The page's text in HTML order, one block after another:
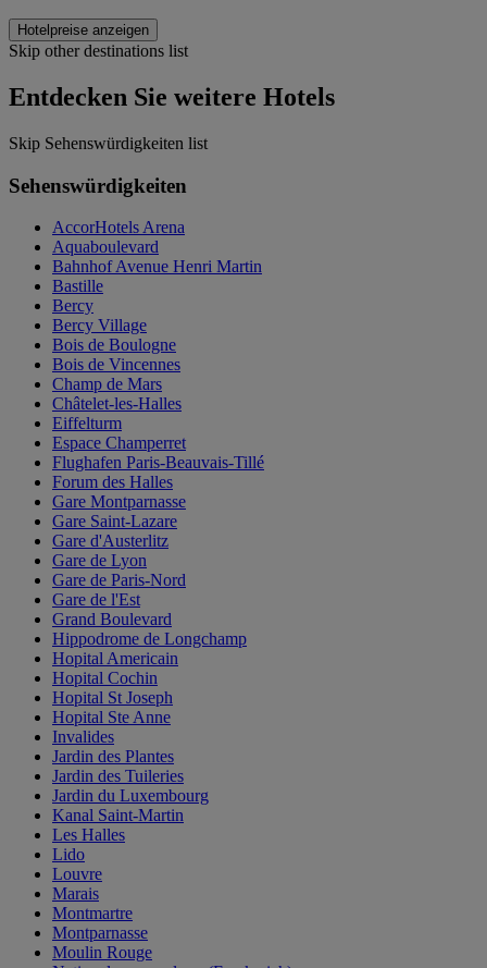
Hotelpreise anzeigen
Skip other destinations list
Entdecken Sie weitere Hotels
Skip Sehenswürdigkeiten list
Sehenswürdigkeiten
AccorHotels Arena
Aquaboulevard
Bahnhof Avenue Henri Martin
Bastille
Bercy
Bercy Village
Bois de Boulogne
Bois de Vincennes
Champ de Mars
Châtelet-les-Halles
Eiffelturm
Espace Champerret
Flughafen Paris-Beauvais-Tillé
Forum des Halles
Gare Montparnasse
Gare Saint-Lazare
Gare d'Austerlitz
Gare de Lyon
Gare de Paris-Nord
Gare de l'Est
Grand Boulevard
Hippodrome de Longchamp
Hopital Americain
Hopital Cochin
Hopital St Joseph
Hopital Ste Anne
Invalides
Jardin des Plantes
Jardin des Tuileries
Jardin du Luxembourg
Kanal Saint-Martin
Les Halles
Lido
Louvre
Marais
Montmartre
Montparnasse
Moulin Rouge